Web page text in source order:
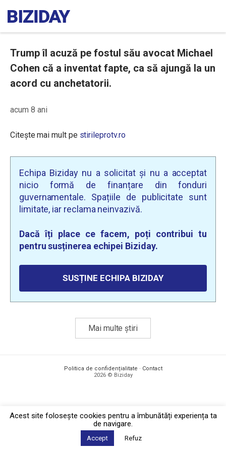
Trump îl acuză pe fostul său avocat Michael
Cohen că a inventat fapte, ca să ajungă la un
acord cu anchetatorii.
acum 8 ani
Citește mai mult pe stirileprotv.ro
Echipa Biziday nu a solicitat și nu a acceptat
nicio formă de finanțare din fonduri
guvernamentale. Spațiile de publicitate sunt
limitate, iar reclama neinvazivă.
Dacă îți place ce facem, poți contribui tu
pentru susținerea echipei Biziday.
SUSȚINE ECHIPA BIZIDAY
Mai multe știri
Politica de confidențialitate · Contact
2026 © Biziday
Acest site foloseşte cookies pentru a îmbunătăți experiența ta
de navigare.
Accept Refuz